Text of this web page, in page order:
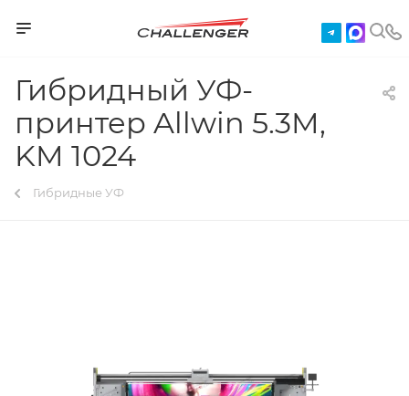
Гибридный УФ-
принтер Allwin 5.3M,
KM 1024
Гибридные УФ